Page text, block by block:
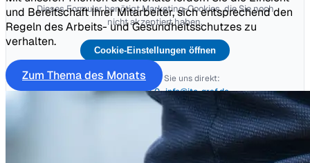
Dieses Formular benötigt Marketing-Cookies, die Sie noch
nicht akzeptiert haben.
Cookie-Einstellungen öffnen
Oder kontaktieren Sie uns direkt:
+49 (0) 7321 2783 0·info@itc-graf.de
und Bereitschaft Ihrer Mitarbeiter, sich entsprechend den
Regeln des Arbeits- und Gesundheitsschutzes zu
verhalten.
Zum Thema des Monats